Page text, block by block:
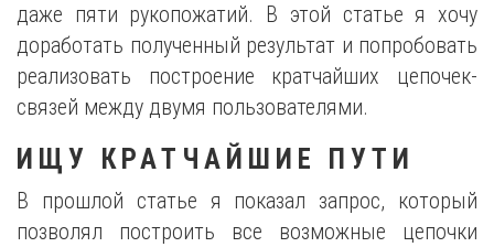
даже пяти рукопожатий. В этой статье я хочу
доработать полученный результат и попробовать
реализовать построение кратчайших цепочек-
связей между двумя пользователями.
ИЩУ КРАТЧАЙШИЕ ПУТИ
В прошлой статье я показал запрос, который
позволял построить все возможные цепочки